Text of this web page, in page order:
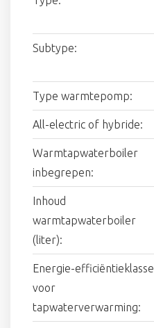
Subtype:
Type warmtepomp:
All-electric of hybride:
Warmtapwaterboiler
inbegrepen:
Inhoud
warmtapwaterboiler
(liter):
Energie-efficiëntieklasse
voor
tapwaterverwarming: